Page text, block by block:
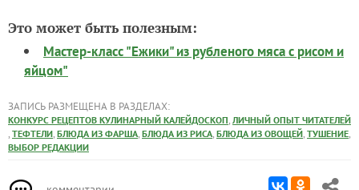
Это может быть полезным:
Мастер-класс "Ежики" из рубленого мяса с рисом и
яйцом"
ЗАПИСЬ РАЗМЕЩЕНА В РАЗДЕЛАХ:
КОНКУРС РЕЦЕПТОВ КУЛИНАРНЫЙ КАЛЕЙДОСКОП, ЛИЧНЫЙ ОПЫТ ЧИТАТЕЛЕЙ
, ТЕФТЕЛИ, БЛЮДА ИЗ ФАРША, БЛЮДА ИЗ РИСА, БЛЮДА ИЗ ОВОЩЕЙ, ТУШЕНИЕ,
ВЫБОР РЕДАКЦИИ